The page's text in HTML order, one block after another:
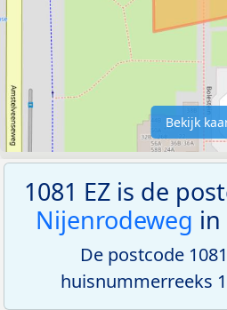
Bekijk
1081 EZ is de
Nijenrodeweg in
De postcode
huisnummerreeks